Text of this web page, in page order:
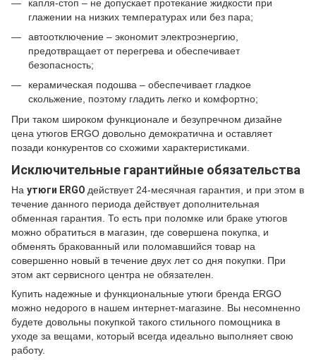
капля-стоп – не допускает протекание жидкости при
глажении на низких температурах или без пара;
автоотключение – экономит электроэнергию,
предотвращает от перегрева и обеспечивает
безопасность;
керамическая подошва – обеспечивает гладкое
скольжение, поэтому гладить легко и комфортно;
При таком широком функционале и безупречном дизайне
цена утюгов ERGO довольно демократична и оставляет
позади конкурентов со схожими характеристиками.
Исключительные гарантийные обязательства
На утюги ERGO действует 24-месячная гарантия, и при этом в
течение данного периода действует дополнительная
обменная гарантия. То есть при поломке или браке утюгов
можно обратиться в магазин, где совершена покупка, и
обменять бракованный или поломавшийся товар на
совершенно новый в течение двух лет со дня покупки. При
этом акт сервисного центра не обязателен.
Купить надежные и функциональные утюги бренда ERGO
можно недорого в нашем интернет-магазине. Вы несомненно
будете довольны покупкой такого стильного помощника в
уходе за вещами, который всегда идеально выполняет свою
работу.